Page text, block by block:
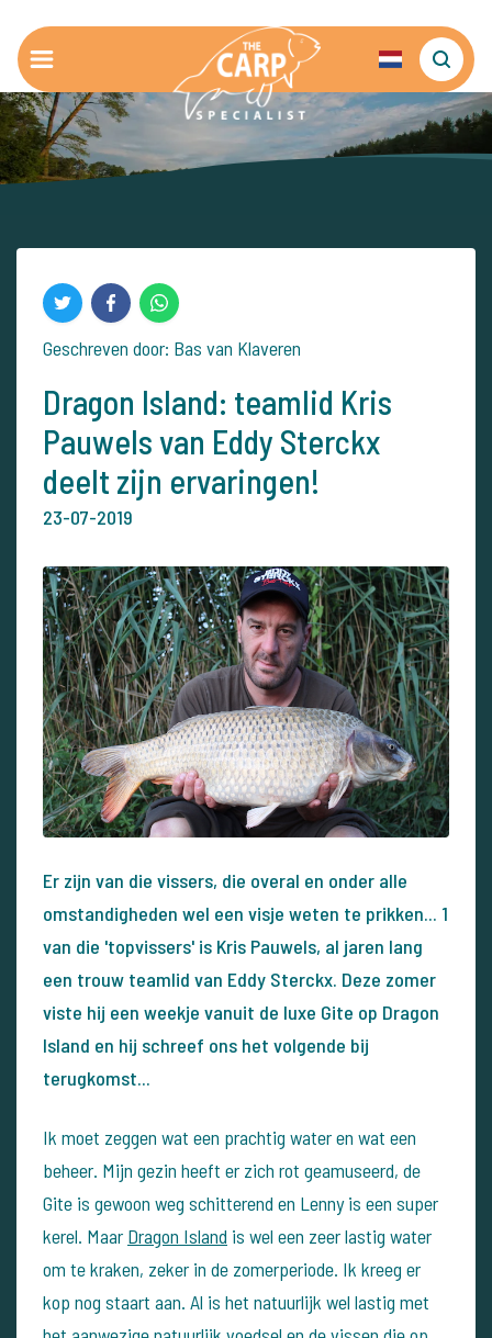
Geschreven door: Bas van Klaveren
Dragon Island: teamlid Kris
Pauwels van Eddy Sterckx
deelt zijn ervaringen!
23-07-2019
Er zijn van die vissers, die overal en onder alle
omstandigheden wel een visje weten te prikken... 1
van die 'topvissers' is Kris Pauwels, al jaren lang
een trouw teamlid van Eddy Sterckx. Deze zomer
viste hij een weekje vanuit de luxe Gite op Dragon
Island en hij schreef ons het volgende bij
terugkomst...
Ik moet zeggen wat een prachtig water en wat een
beheer. Mijn gezin heeft er zich rot geamuseerd, de
Gite is gewoon weg schitterend en Lenny is een super
kerel. Maar Dragon Island is wel een zeer lastig water
om te kraken, zeker in de zomerperiode. Ik kreeg er
kop nog staart aan. Al is het natuurlijk wel lastig met